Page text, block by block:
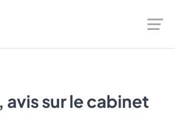
avis sur le cabinet